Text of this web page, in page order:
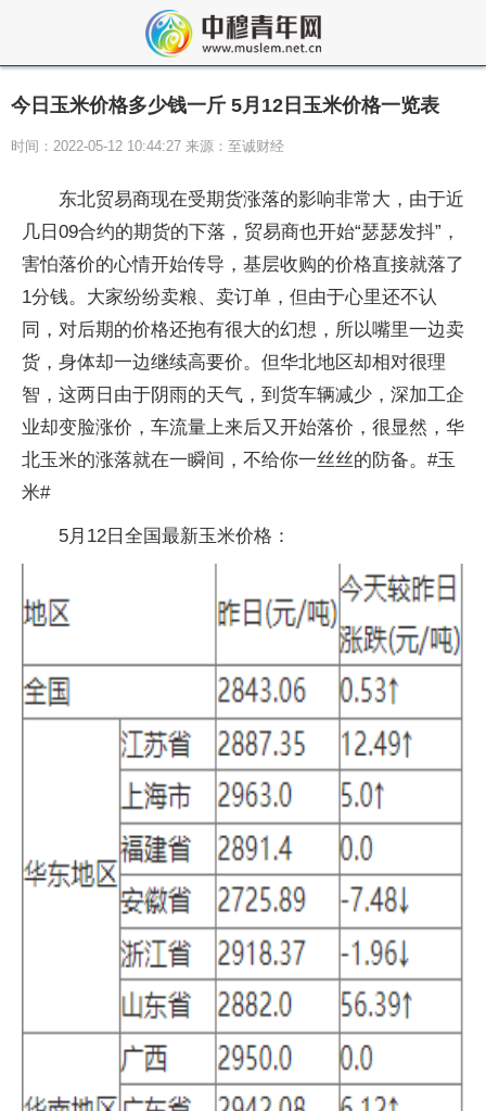
今日玉米价格多少钱一斤 5月12日玉米价格一览表
时间：2022-05-12 10:44:27 来源：至诚财经
东北贸易商现在受期货涨落的影响非常大，由于近
几日09合约的期货的下落，贸易商也开始“瑟瑟发抖”，
害怕落价的心情开始传导，基层收购的价格直接就落了
1分钱。大家纷纷卖粮、卖订单，但由于心里还不认
同，对后期的价格还抱有很大的幻想，所以嘴里一边卖
货，身体却一边继续高要价。但华北地区却相对很理
智，这两日由于阴雨的天气，到货车辆减少，深加工企
业却变脸涨价，车流量上来后又开始落价，很显然，华
北玉米的涨落就在一瞬间，不给你一丝丝的防备。#玉
米#
5月12日全国最新玉米价格：